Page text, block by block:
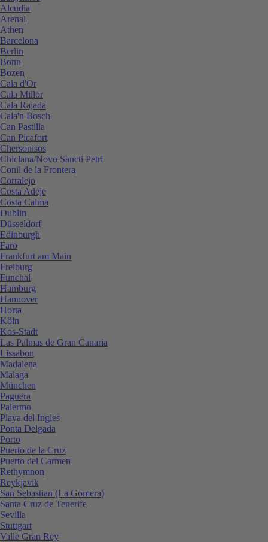
Alcudia
Arenal
Athen
Barcelona
Berlin
Bonn
Bozen
Cala d'Or
Cala Millor
Cala Rajada
Cala'n Bosch
Can Pastilla
Can Picafort
Chersonisos
Chiclana/Novo Sancti Petri
Conil de la Frontera
Corralejo
Costa Adeje
Costa Calma
Dublin
Düsseldorf
Edinburgh
Faro
Frankfurt am Main
Freiburg
Funchal
Hamburg
Hannover
Horta
Köln
Kos-Stadt
Las Palmas de Gran Canaria
Lissabon
Madalena
Malaga
München
Paguera
Palermo
Playa del Ingles
Ponta Delgada
Porto
Puerto de la Cruz
Puerto del Carmen
Rethymnon
Reykjavik
San Sebastian (La Gomera)
Santa Cruz de Tenerife
Sevilla
Stuttgart
Valle Gran Rey